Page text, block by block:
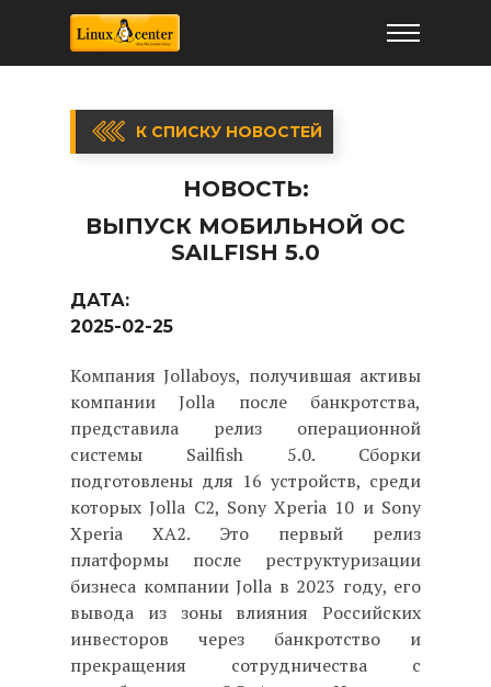
К СПИСКУ НОВОСТЕЙ
НОВОСТЬ:
ВЫПУСК МОБИЛЬНОЙ ОС
SAILFISH 5.0
ДАТА:
2025-02-25
Компания Jollaboys, получившая активы
компании Jolla после банкротства,
представила релиз операционной
системы Sailfish 5.0. Сборки
подготовлены для 16 устройств, среди
которых Jolla C2, Sony Xperia 10 и Sony
Xperia XA2. Это первый релиз
платформы после реструктуризации
бизнеса компании Jolla в 2023 году, его
вывода из зоны влияния Российских
инвесторов через банкротство и
прекращения сотрудничества с